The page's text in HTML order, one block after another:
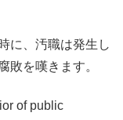
に、汚職は発生し
敗を嘆きます。
of public